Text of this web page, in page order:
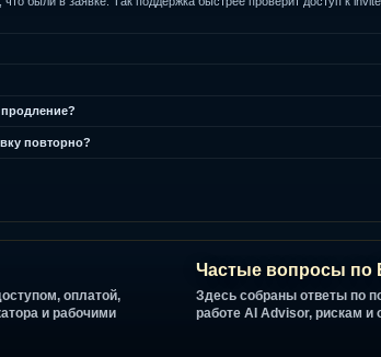
или продление?
заявку повторно?